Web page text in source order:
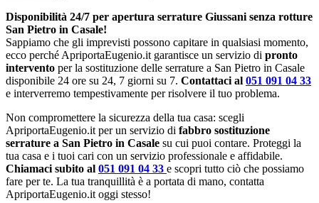
Disponibilità 24/7 per apertura serrature Giussani senza rotture
San Pietro in Casale!
Sappiamo che gli imprevisti possono capitare in qualsiasi momento,
ecco perché ApriportaEugenio.it garantisce un servizio di pronto
intervento per la sostituzione delle serrature a San Pietro in Casale
disponibile 24 ore su 24, 7 giorni su 7. Contattaci al 051 091 04 33
e interverremo tempestivamente per risolvere il tuo problema.
Non compromettere la sicurezza della tua casa: scegli
ApriportaEugenio.it per un servizio di fabbro sostituzione
serrature a San Pietro in Casale su cui puoi contare. Proteggi la
tua casa e i tuoi cari con un servizio professionale e affidabile.
Chiamaci subito al 051 091 04 33 e scopri tutto ciò che possiamo
fare per te. La tua tranquillità è a portata di mano, contatta
ApriportaEugenio.it oggi stesso!